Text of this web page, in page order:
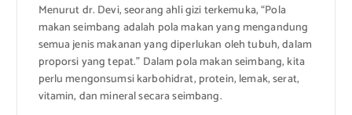
Menurut dr. Devi, seorang ahli gizi terkemuka, “Pola
makan seimbang adalah pola makan yang mengandung
semua jenis makanan yang diperlukan oleh tubuh, dalam
proporsi yang tepat.” Dalam pola makan seimbang, kita
perlu mengonsumsi karbohidrat, protein, lemak, serat,
vitamin, dan mineral secara seimbang.